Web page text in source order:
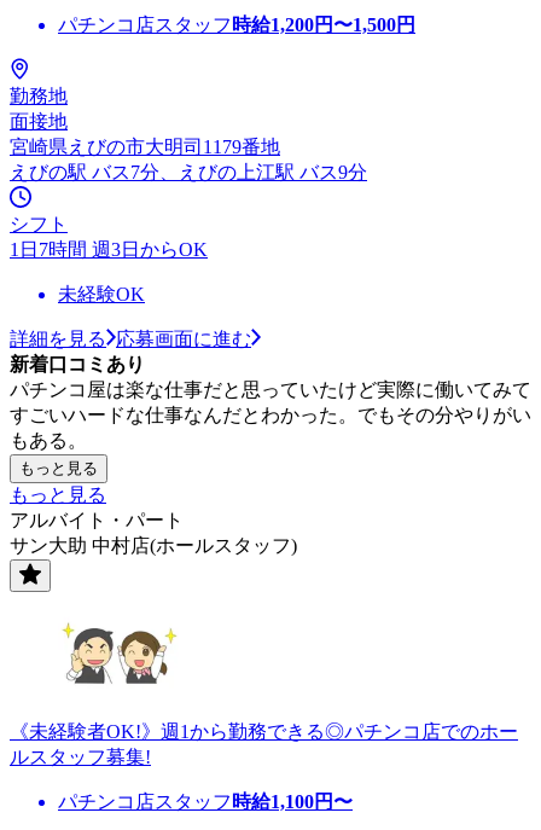
パチンコ店スタッフ 時給1,200円〜1,500円
勤務地
面接地
宮崎県えびの市大明司1179番地
えびの駅 バス7分、えびの上江駅 バス9分
シフト
1日7時間 週3日からOK
未経験OK
詳細を見る
応募画面に進む
新着口コミあり
パチンコ屋は楽な仕事だと思っていたけど実際に働いてみて
すごいハードな仕事なんだとわかった。でもその分やりがい
もある。
もっと見る
もっと見る
アルバイト・パート
サン大助 中村店(ホールスタッフ)
《未経験者OK!》週1から勤務できる◎パチンコ店でのホー
ルスタッフ募集!
パチンコ店スタッフ 時給1,100円〜